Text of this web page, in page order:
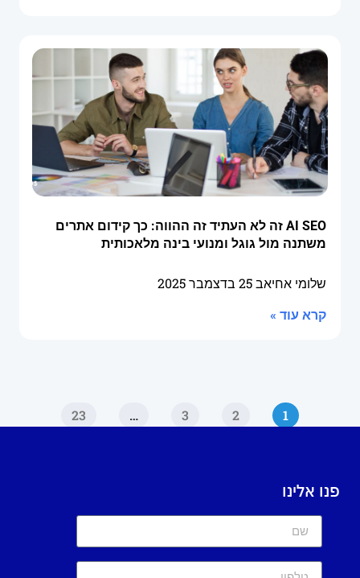
AI SEO זה לא העתיד זה ההווה: כך קידום אתרים
משתנה מול גוגל ומנועי בינה מלאכותית
שלומי אחיאב25 בדצמבר 2025
קרא עוד »
1
2
3
…
23
פנו אלינו